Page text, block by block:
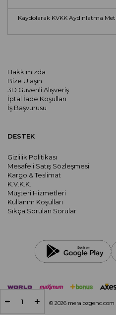
Hakkımızda
Bize Ulaşın
3D Güvenli Alışveriş
İptal İade Koşulları
İş Başvurusu
Kaydolarak KVKK Aydınlatma
DESTEK
Gizlilik Politikası
Mesafeli Satış Sözleşmesi
Kargo & Teslimat
K.V.K.K.
Müşteri Hizmetleri
Kullanım Koşulları
Sıkça Sorulan Sorular
© 2026 meralozgenc.com